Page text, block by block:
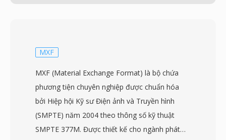
MXF
MXF (Material Exchange Format) là bộ chứa
phương tiện chuyên nghiệp được chuẩn hóa
bởi Hiệp hội Kỹ sư Điện ảnh và Truyền hình
(SMPTE) năm 2004 theo thông số kỹ thuật
SMPTE 377M. Được thiết kế cho ngành phát